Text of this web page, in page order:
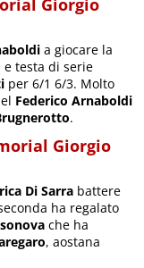
a giocare la
e testa di serie
per 6/1 6/3. Molto
Federico Arnaboldi
.
Giorgio
Di Sarra battere
ha regalato
che ha
, aostana